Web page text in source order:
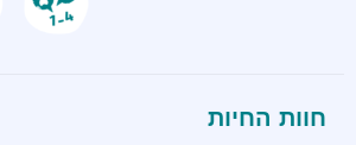
חוות החיות